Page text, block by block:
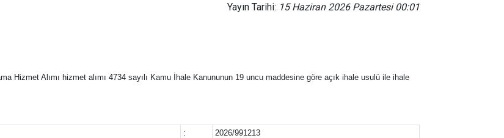
Yayın Tarihi: 15 Haziran 2026 Pazartesi 00:01
Hizmet Alımı hizmet alımı 4734 sayılı Kamu İhale Kanununun 19 uncu maddesine göre açık ihale usulü ile ihale
: 2026/991213